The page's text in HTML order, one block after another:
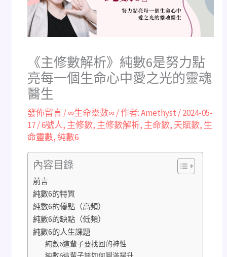
《主修數解析》純數6是努力點
亮每一個生命心中愛之光的靈魂
醫生
發佈留言/∞生命靈數∞/ 作者:Amethyst /2024-05-
17/6號人, 主修數, 主修數解析, 主命數, 天賦數, 生
命靈數,純數6
內容目錄
前言
純數6的特質
純數6的優點（高頻）
純數6的缺點（低頻）
純數6的人生課題
純數6這輩子要找回的神性